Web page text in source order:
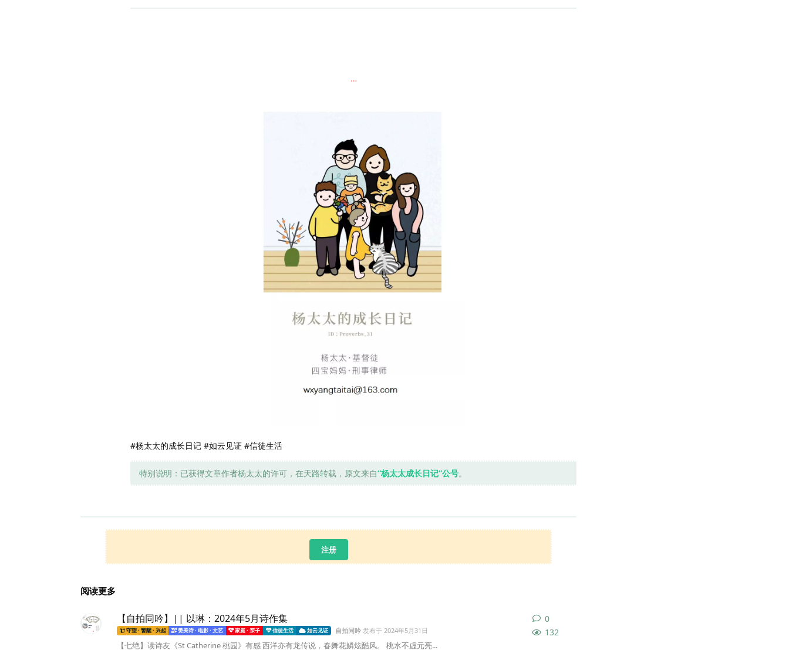
…
#杨太太的成长日记 #如云见证 #信徒生活
特别说明：已获得文章作者杨太太的许可，在天路转载，原文来自“杨太太成长日记”公号。
注册
阅读更多
【自拍同吟】|| 以琳：2024年5月诗作集
守望 · 警醒 · 兴起 赞美诗 · 电影 · 文艺 家庭 · 亲子 信徒生活 如云见证 自拍同吟发布于 2024年5月31日 132
【七绝】读诗友《St Catherine 桃园》有感 西洋亦有龙传说，春舞花鳞炫酷风。 桃水不虚元亮...
0